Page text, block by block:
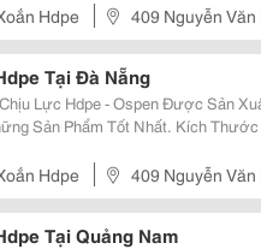
Kinh Tế, Tiết Kiệ
Hdpe
409 Nguyễn Văn
Tại Đà Nẵng
Lực Hdpe - Ospen Được Sản
Tốt Nhất. Kích Thước Ống Có Đường
Kinh Tế, Tiết Kiệ
Hdpe
409 Nguyễn Văn
Tại Quảng Nam